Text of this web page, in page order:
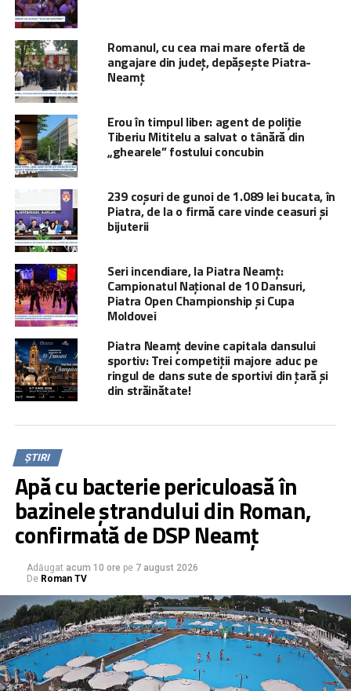
Romanul, cu cea mai mare ofertă de
angajare din județ, depășește Piatra-
Neamț
Erou în timpul liber: agent de poliție
Tiberiu Mititelu a salvat o tânără din
„ghearele” fostului concubin
239 coșuri de gunoi de 1.089 lei bucata, în
Piatra, de la o firmă care vinde ceasuri și
bijuterii
Seri incendiare, la Piatra Neamț:
Campionatul Național de 10 Dansuri,
Piatra Open Championship și Cupa
Moldovei
Piatra Neamț devine capitala dansului
sportiv: Trei competiții majore aduc pe
ringul de dans sute de sportivi din țară și
din străinătate!
ȘTIRI
Apă cu bacterie periculoasă în
bazinele ștrandului din Roman,
confirmată de DSP Neamț
Adăugat acum 10 ore pe 7 august 2026
De Roman TV